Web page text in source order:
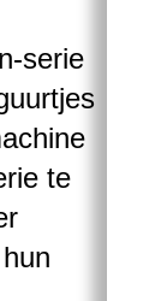
serie
te